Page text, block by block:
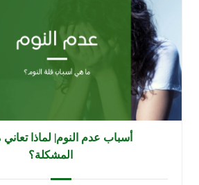
أسباب عدم النوم| لماذا
المشكلة؟